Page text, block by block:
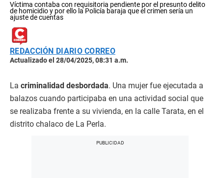
Víctima contaba con requisitoria pendiente por el presunto delito
de homicidio y por ello la Policía baraja que el crimen sería un
ajuste de cuentas
REDACCIÓN DIARIO CORREO
Actualizado el 28/04/2025, 08:31 a.m.
La criminalidad desbordada. Una mujer fue ejecutada a
balazos cuando participaba en una actividad social que
se realizaba frente a su vivienda, en la calle Tarata, en el
distrito chalaco de La Perla.